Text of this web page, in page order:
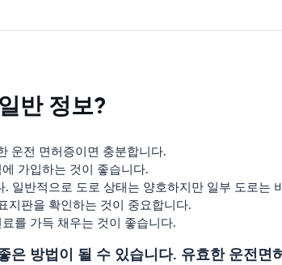
반 정보?
운전 면허증이면 충분합니다.
가입하는 것이 좋습니다.
일반적으로 도로 상태는 양호하지만 일부 도로는
지판을 확인하는 것이 중요합니다.
를 가득 채우는 것이 좋습니다.
방법이 될 수 있습니다. 유효한 운전